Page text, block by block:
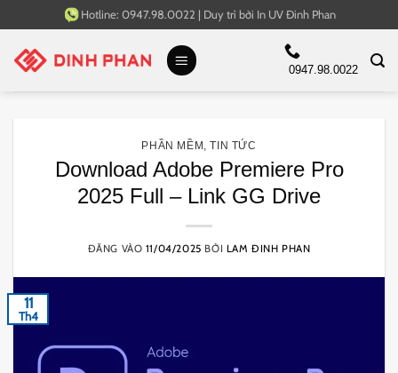
qua
nội
Hotline: 0947.98.0022 | Duy trì bởi In UV Đinh Phan
0947.98.0022
PHẦN MỀM ,TIN TỨC
Download Adobe Premiere Pro
2025 Full – Link GG Drive
ĐĂNG VÀO 11/04/2025 BỞI LAM ĐINH PHAN
11
Th4